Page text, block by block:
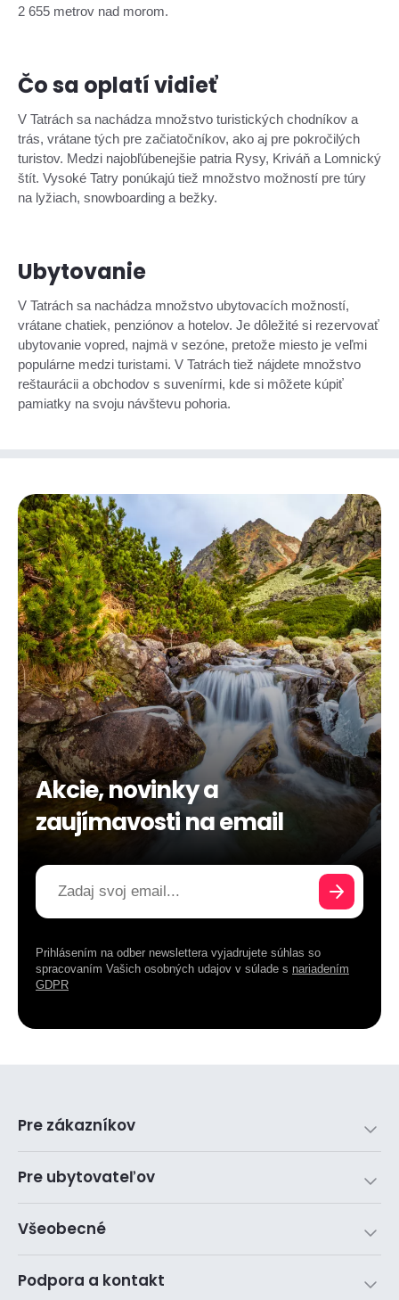
2 655 metrov nad morom.
Čo sa oplatí vidieť
V Tatrách sa nachádza množstvo turistických chodníkov a
trás, vrátane tých pre začiatočníkov, ako aj pre pokročilých
turistov. Medzi najobľúbenejšie patria Rysy, Kriváň a Lomnický
štít. Vysoké Tatry ponúkajú tiež množstvo možností pre túry
na lyžiach, snowboarding a bežky.
Ubytovanie
V Tatrách sa nachádza množstvo ubytovacích možností,
vrátane chatiek, penziónov a hotelov. Je dôležité si rezervovať
ubytovanie vopred, najmä v sezóne, pretože miesto je veľmi
populárne medzi turistami. V Tatrách tiež nájdete množstvo
reštaurácii a obchodov s suvenírmi, kde si môžete kúpiť
pamiatky na svoju návštevu pohoria.
Akcie, novinky a
zaujímavosti na email
Prihlásením na odber newslettera vyjadrujete súhlas so
spracovaním Vašich osobných udajov v súlade s nariadením
GDPR
Pre zákazníkov
Pre ubytovateľov
Všeobecné
Podpora a kontakt